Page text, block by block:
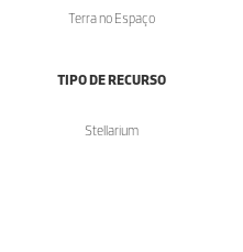
Terra no Espaço
TIPO DE RECURSO
Stellarium